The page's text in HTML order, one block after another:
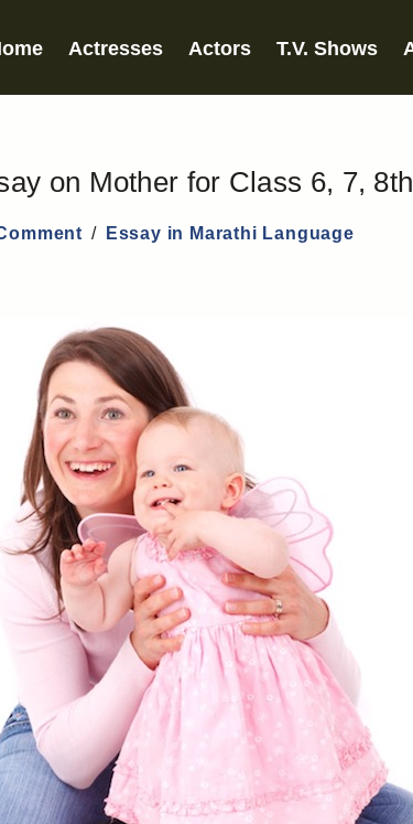
Actresses Actors T.V. Shows
on Mother for Class 6, 7,
Essay in Marathi Language